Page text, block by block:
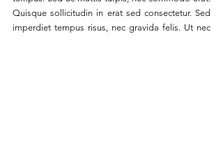
Quisque sollicitudin in erat sed consectetur. Sed
imperdiet tempus risus, nec gravida felis. Ut nec